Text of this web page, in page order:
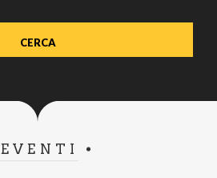
EVENTI